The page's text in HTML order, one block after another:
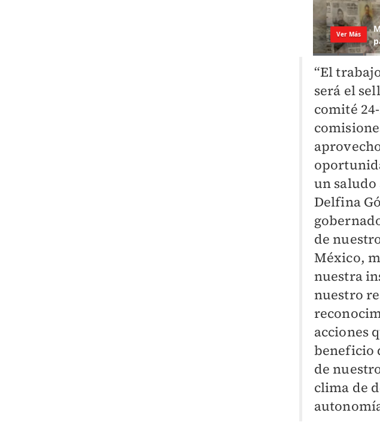
“El
será el
comité
un saludo
Delfina
de
México,
nuestra
nuestro
acciones
beneficio
de
clima de